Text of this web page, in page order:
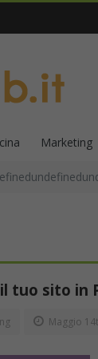
Marketing
tuo sito in
Maggio